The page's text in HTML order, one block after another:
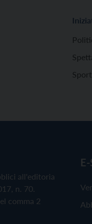
Sport
all'editoria
n. 70.
comma 2